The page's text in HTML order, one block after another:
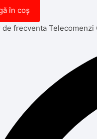
în coș